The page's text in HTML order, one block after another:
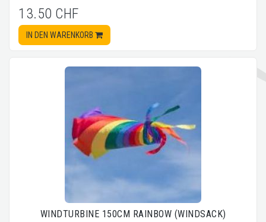
13.50 CHF
IN DEN WARENKORB
WINDTURBINE 150CM RAINBOW (WINDSACK)